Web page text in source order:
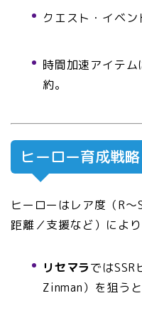
クエスト・イベン
時間加速アイテ
約。
ヒーロー育成戦略
ヒーローはレア度（R
距離／支援など）によ
リセマラでは
Zinman）を狙う